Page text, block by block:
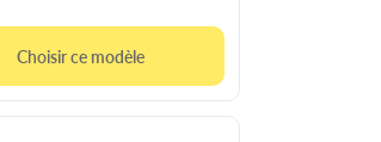
Choisir ce modèle